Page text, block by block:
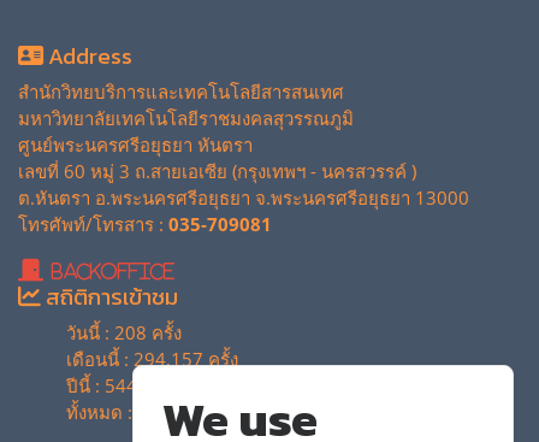
We use
Address
สำนักวิทยบริการและเทคโนโลยีสารสนเทศ
มหาวิทยาลัยเทคโนโลยีราชมงคลสุวรรณภูมิ
ศูนย์พระนครศรีอยุธยา หันตรา
เลขที่ 60 หมู่ 3 ถ.สายเอเซีย (กรุงเทพฯ - นครสวรรค์ )
ต.หันตรา อ.พระนครศรีอยุธยา จ.พระนครศรีอยุธยา 13000
โทรศัพท์/โทรสาร : 035-709081
BackOffice
สถิติการเข้าชม
วันนี้ : 208 ครั้ง
เดือนนี้ : 294,157 ครั้ง
ปีนี้ : 544,333 ครั้ง
ทั้งหมด : 4,135,283 ครั้ง